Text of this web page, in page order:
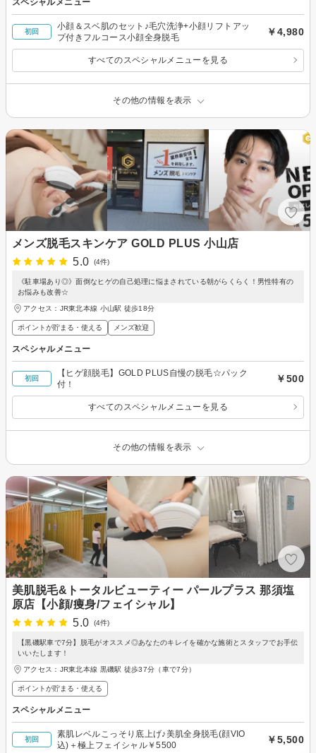
初回
小顔＆スベ肌のセット♪毛穴洗浄+小顔リフトアッ
プ付きフルコース小顔全身脱毛
￥4,980
すべてのスペシャルメニューを見る
その他の情報を表示
メンズ脱毛スキンケア GOLD PLUS 小山店
5.0
(4件)
《駐車場あり◎》面倒なヒゲの自己処理に悩まされている朝がらくらく！男性特有の
お悩みも改善☆
アクセス：JR東北本線 小山駅 徒歩18分
ポイントが貯まる・使える メンズ歓迎
スペシャルメニュー
初回
【ヒゲ顔脱毛】GOLD PLUS自慢の脱毛☆パック
付！
￥500
すべてのスペシャルメニューを見る
その他の情報を表示
美肌脱毛&トータルビューティー パールプラス 那須塩
原店【小顔/痩身/フェイシャル】
5.0
(4件)
【黒磯駅車で7分】脱毛がオススメ◎あなたのキレイを確かな施術とスタッフでお手伝
いいたします！
アクセス：JR東北本線 黒磯駅 徒歩37分（車で7分）
ポイントが貯まる・使える
スペシャルメニュー
初回
素肌レベルこっそり底上げ♪美肌全身脱毛(顔VIO
込)＋極上フェイシャル￥5500
￥5,500